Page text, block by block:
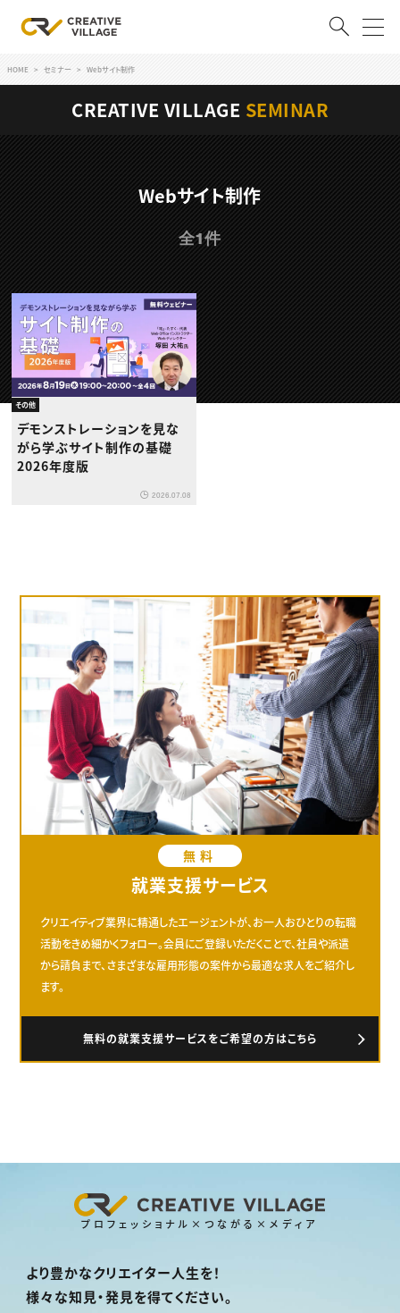
ACCOUNT
ログイン 会員登録
RECRUIT
クリエイター求人を探す
CREATIVE JOB求人検索
特集求人
採用説明会
転職支援サービス
CONTENTS
スキルアップしたい！
スキルアップしたい！ トップ
デザイン
プログラミング
動画配信・映像制作
編集・ライティング
マーケティング
ディレクション
業界解説・キャリア事情
お役立ち基礎知識
TOP Creator’s コラム
TOP Creator’s コラム トップ
Webクリエイター
アプリクリエイター
ゲームクリエイター
映像クリエイター
マーケッター
クリエイターインタビュー
セミナー
ニュース・トレンド
ニュース・トレンド トップ
プロフェッショナル×つながる×メディア
HOME セミナー Webサイト制作
CREATIVE VILLAGE SEMINAR
Webサイト制作
全1件
その他
デモンストレーションを見な
がら学ぶサイト制作の基礎
2026年度版
2026.07.08
無料
就業支援サービス
クリエイティブ業界に精通したエージェントが、お一人おひとりの転職
活動をきめ細かくフォロー。会員にご登録いただくことで、社員や派遣
から請負まで、さまざまな雇用形態の案件から最適な求人をご紹介し
ます。
無料の就業支援サービスをご希望の方はこちら
プロフェッショナル×つながる×メディア
より豊かなクリエイター人生を！
様々な知見・発見を得てください。